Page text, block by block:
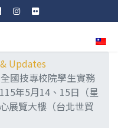
Updates
國技專校院學生實務
年5月14、15日（星
展覽大樓（台北世貿